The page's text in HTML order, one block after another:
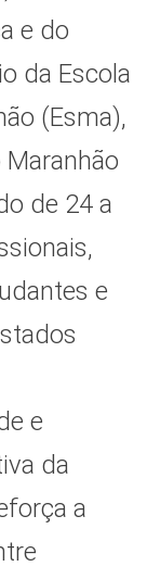
e do
da Escola
(Esma),
de 24 a
e
e
da
a